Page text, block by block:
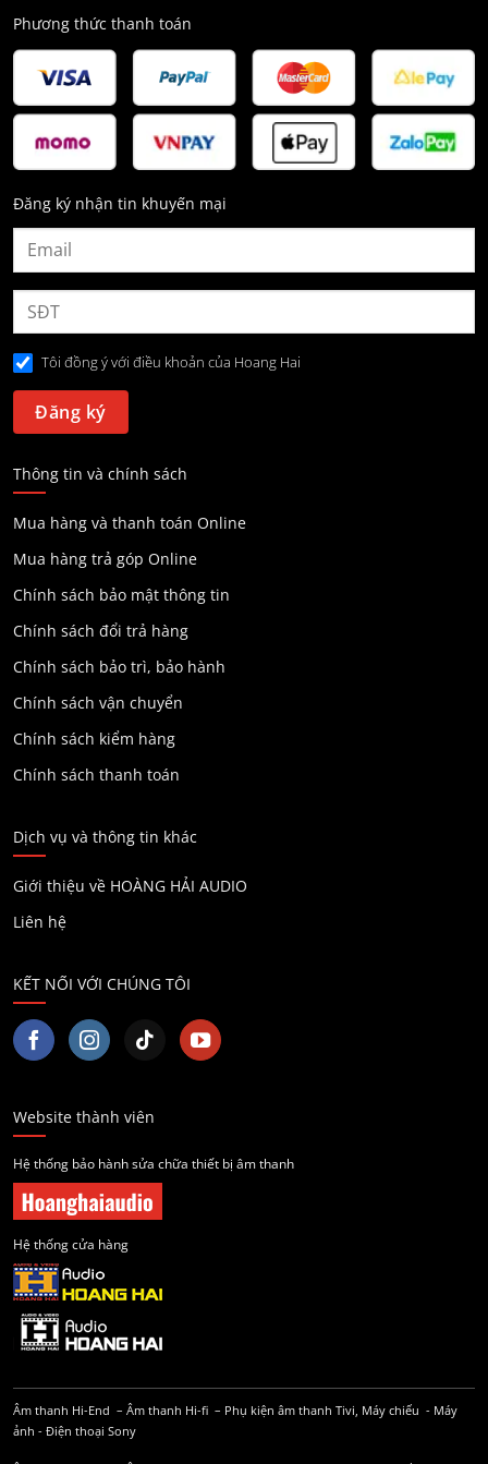
Phương thức thanh toán
Đăng ký nhận tin khuyến mại
Tôi đồng ý với điều khoản của Hoang Hai
Thông tin và chính sách
Mua hàng và thanh toán Online
Mua hàng trả góp Online
Chính sách bảo mật thông tin
Chính sách đổi trả hàng
Chính sách bảo trì, bảo hành
Chính sách vận chuyển
Chính sách kiểm hàng
Chính sách thanh toán
Dịch vụ và thông tin khác
Giới thiệu về HOÀNG HẢI AUDIO
Liên hệ
KẾT NỐI VỚI CHÚNG TÔI
Website thành viên
Hệ thống bảo hành sửa chữa thiết bị âm thanh
Hệ thống cửa hàng
Âm thanh Hi-End – Âm thanh Hi-fi – Phụ kiện âm thanh Tivi, Máy chiếu - Máy
ảnh - Điện thoại Sony